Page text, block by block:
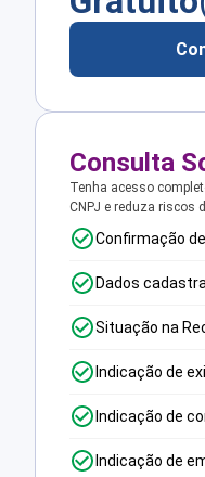
Consulta
Tenha acesso
CNPJ e reduza riscos
Confirmação
Dados
Situação na
Indicação de
Indicação de
Indicação de